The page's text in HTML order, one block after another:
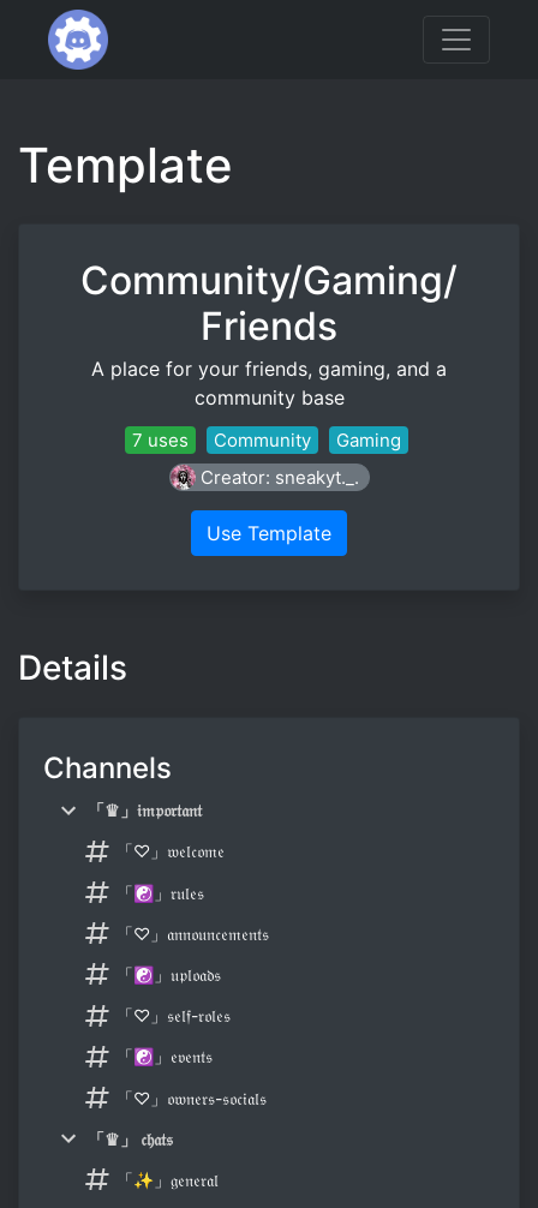
Template
Community/Gaming/
Friends
A place for your friends, gaming, and a
community base
7 uses Community
Gaming
Creator: sneakyt._.
Use Template
Details
Channels
「♛」𝔦𝔪𝔭𝔬𝔯𝔱𝔞𝔫𝔱
「♡」𝔴𝔢𝔩𝔠𝔬𝔪𝔢
「☯」𝔯𝔲𝔩𝔢𝔰
「♡」𝔞𝔫𝔫𝔬𝔲𝔫𝔠𝔢𝔪𝔢𝔫𝔱𝔰
「☯」𝔲𝔭𝔩𝔬𝔞𝔡𝔰
「♡」𝔰𝔢𝔩𝔣-𝔯𝔬𝔩𝔢𝔰
「☯」𝔢𝔳𝔢𝔫𝔱𝔰
「♡」𝔬𝔴𝔫𝔢𝔯𝔰-𝔰𝔬𝔠𝔦𝔞𝔩𝔰
「♛」 𝔠𝔥𝔞𝔱𝔰
「✨」𝔤𝔢𝔫𝔢𝔯𝔞𝔩